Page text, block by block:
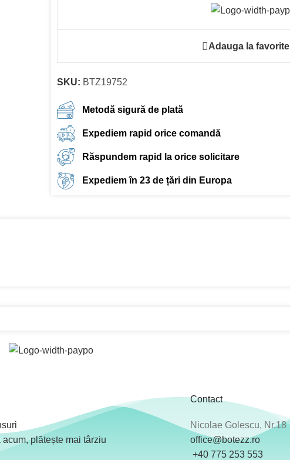
Adauga la favorite
SKU: BTZ19752
Metodă sigură de plată
Expediem rapid orice comandă
Răspundem rapid la orice solicitare
Expediem în 23 de țări din Europa
plătește mai târziu
Contact
Nicolae Golescu, Nr.18
office@botezz.ro
+40 775 253 553